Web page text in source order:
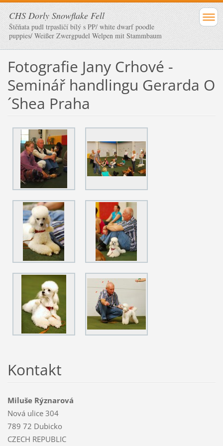
CHS Dorly Snowflake Fell
Štěňata pudl trpasličí bílý s PP/ white dwarf poodle
puppies/ Weißer Zwergpudel Welpen mit Stammbaum
Fotografie Jany Crhové -
Seminář handlingu Gerarda O
´Shea Praha
Kontakt
Miluše Rýznarová
Nová ulice 304
789 72 Dubicko
CZECH REPUBLIC